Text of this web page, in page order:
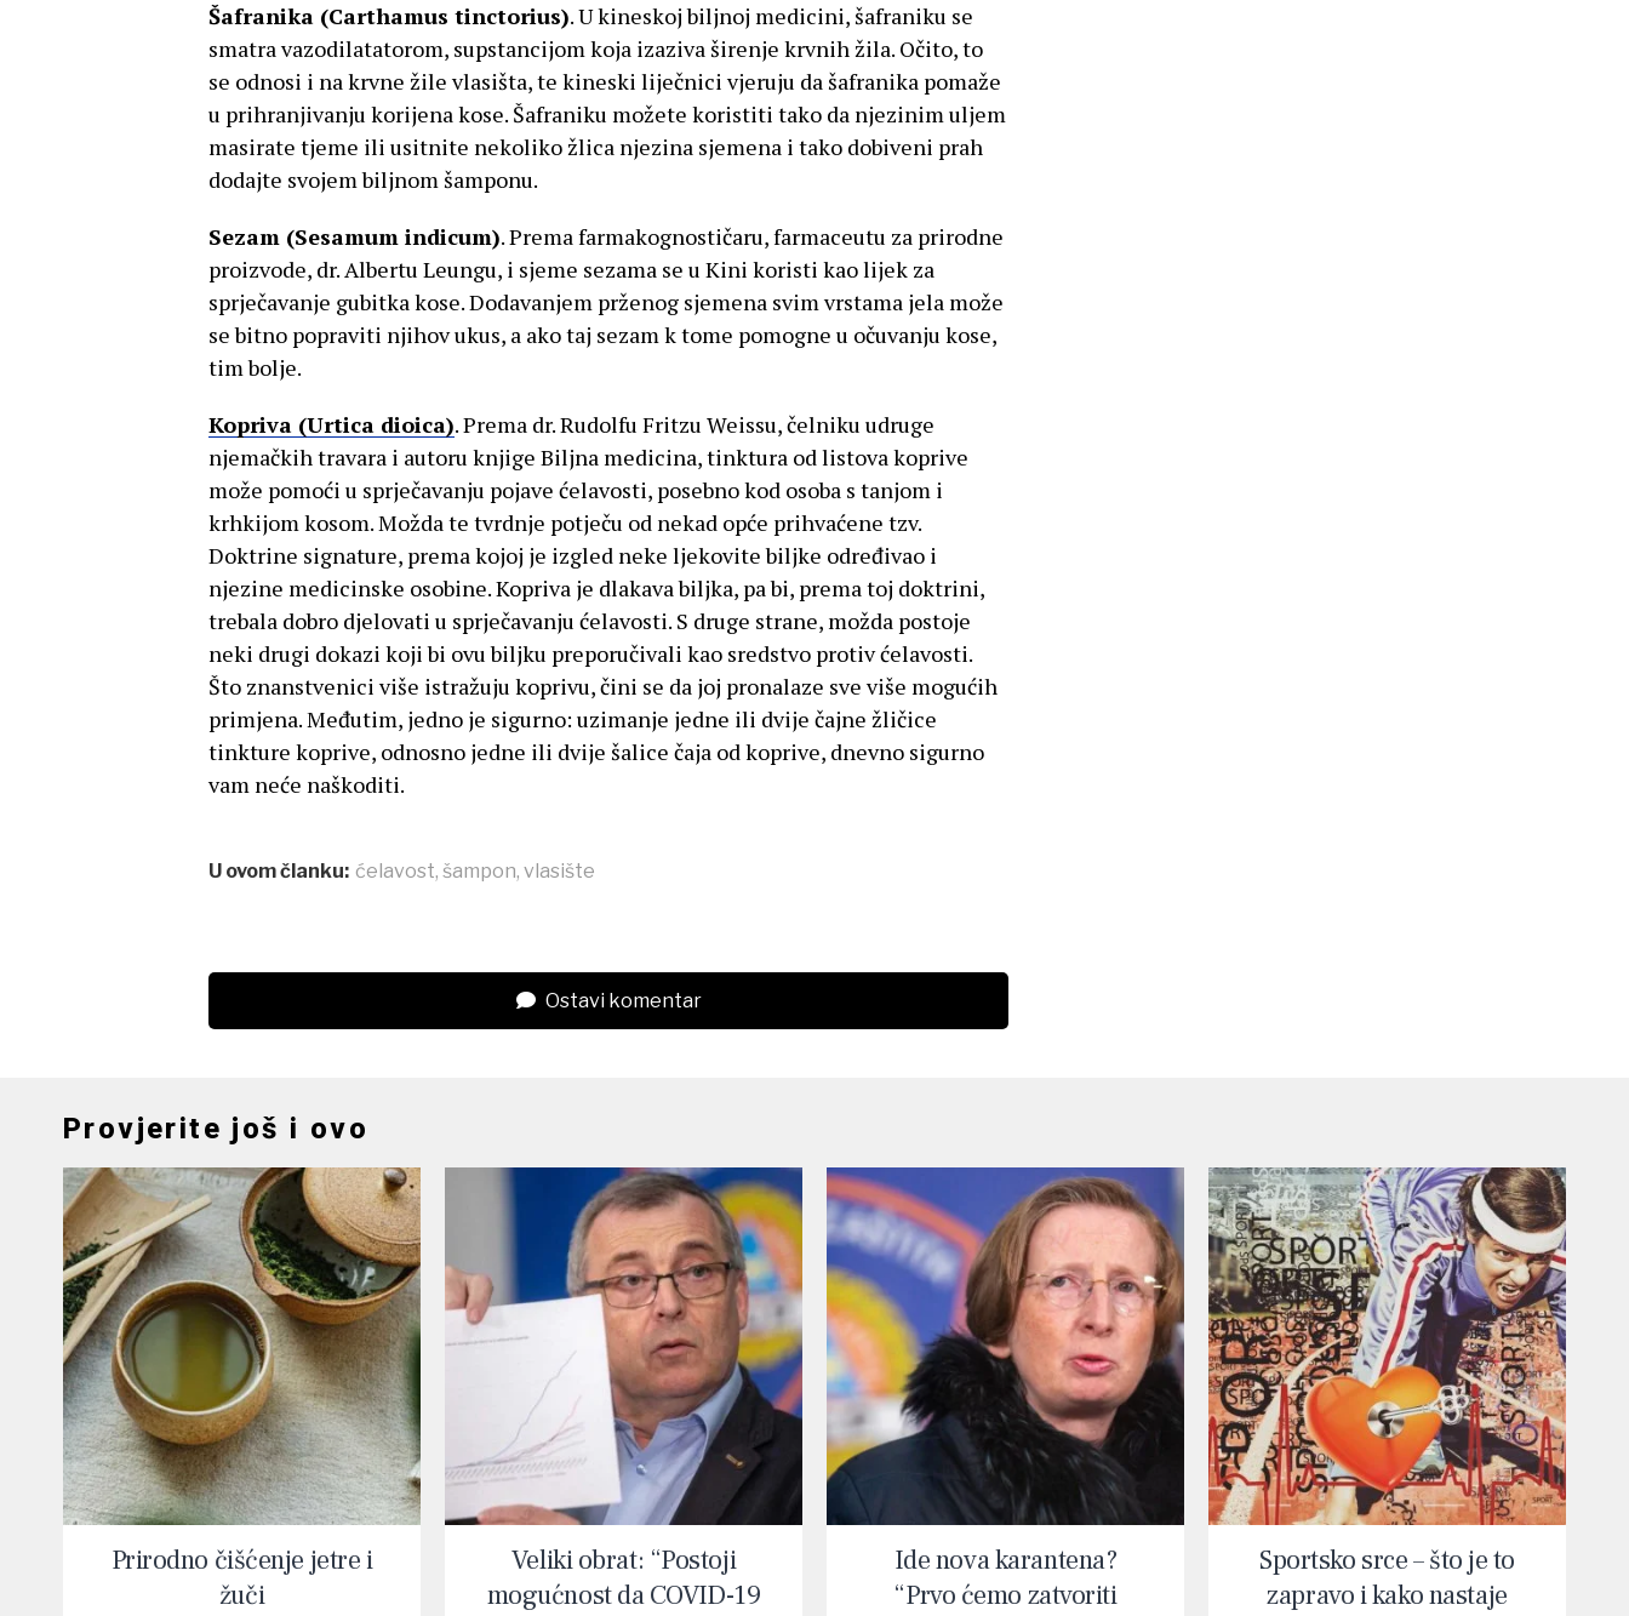
Šafranika (Carthamus tinctorius). U kineskoj biljnoj medicini, šafraniku se
smatra vazodilatatorom, supstancijom koja izaziva širenje krvnih žila. Očito, to
se odnosi i na krvne žile vlasišta, te kineski liječnici vjeruju da šafranika pomaže
u prihranjivanju korijena kose. Šafraniku možete koristiti tako da njezinim uljem
masirate tjeme ili usitnite nekoliko žlica njezina sjemena i tako dobiveni prah
dodajte svojem biljnom šamponu.
Sezam (Sesamum indicum). Prema farmakognostičaru, farmaceutu za prirodne
proizvode, dr. Albertu Leungu, i sjeme sezama se u Kini koristi kao lijek za
sprječavanje gubitka kose. Dodavanjem prženog sjemena svim vrstama jela može
se bitno popraviti njihov ukus, a ako taj sezam k tome pomogne u očuvanju kose,
tim bolje.
Kopriva (Urtica dioica). Prema dr. Rudolfu Fritzu Weissu, čelniku udruge
njemačkih travara i autoru knjige Biljna medicina, tinktura od listova koprive
može pomoći u sprječavanju pojave ćelavosti, posebno kod osoba s tanjom i
krhkijom kosom. Možda te tvrdnje potječu od nekad opće prihvaćene tzv.
Doktrine signature, prema kojoj je izgled neke ljekovite biljke određivao i
njezine medicinske osobine. Kopriva je dlakava biljka, pa bi, prema toj doktrini,
trebala dobro djelovati u sprječavanju ćelavosti. S druge strane, možda postoje
neki drugi dokazi koji bi ovu biljku preporučivali kao sredstvo protiv ćelavosti.
Što znanstvenici više istražuju koprivu, čini se da joj pronalaze sve više mogućih
primjena. Međutim, jedno je sigurno: uzimanje jedne ili dvije čajne žličice
tinkture koprive, odnosno jedne ili dvije šalice čaja od koprive, dnevno sigurno
vam neće naškoditi.
U ovom članku: ćelavost, šampon, vlasište
Ostavi komentar
Provjerite još i ovo
Prirodno čišćenje jetre i
žuči
Veliki obrat: “Postoji
mogućnost da COVID-19
Ide nova karantena?
“Prvo ćemo zatvoriti
Sportsko srce – što je to
zapravo i kako nastaje